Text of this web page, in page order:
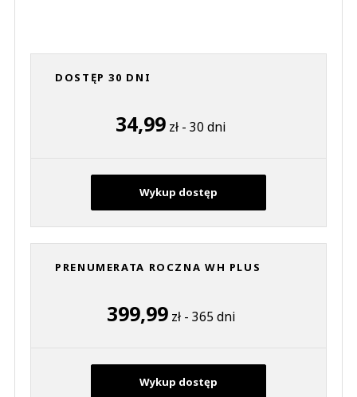
DOSTĘP 30 DNI
34,99 zł - 30 dni
Wykup dostęp
PRENUMERATA ROCZNA WH PLUS
399,99zł - 365 dni
Wykup dostęp